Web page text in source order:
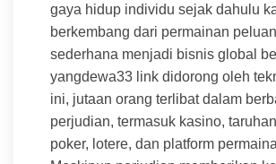
gaya hidup individu sejak dahulu
berkembang dari permainan
sederhana menjadi bisnis global
yangdewa33 link didorong oleh
ini, jutaan orang terlibat dalam
perjudian, termasuk kasino,
poker, lotere, dan platform